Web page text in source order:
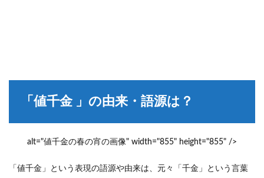
「値千金 」の由来・語源は？
alt="値千金の春の宵の画像" width="855" height="855" />
「値千金」という表現の語源や由来は、元々「千金」という言葉